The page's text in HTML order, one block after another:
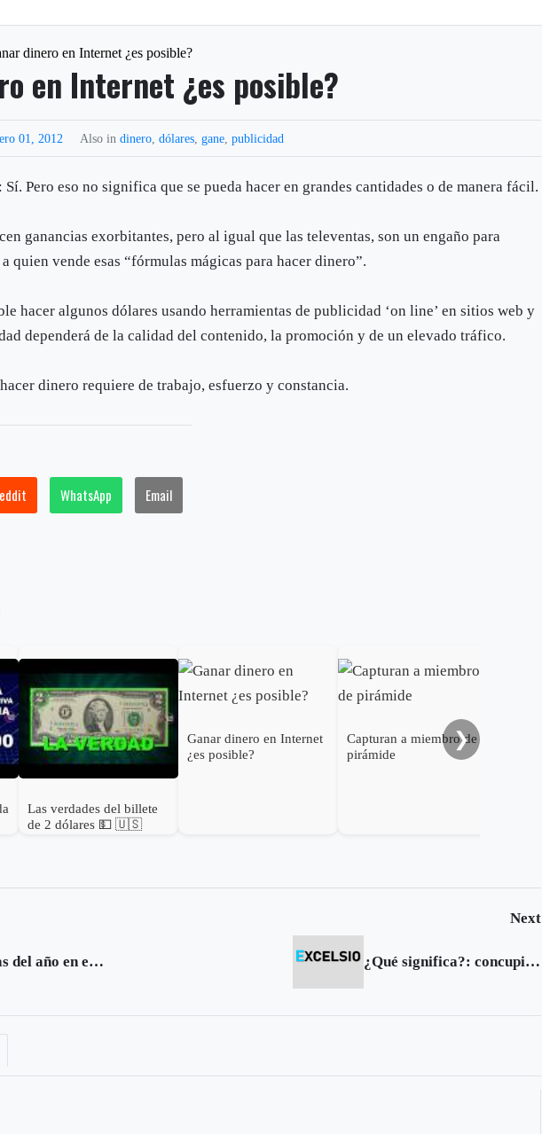
dinero en Internet ¿es posible?
en Internet ¿es posible?
01, 2012 Also indinero ,dólares ,gane ,publicidad
Sí. Pero eso no significa que se pueda hacer en grandes cantidades o de manera fácil.
ganancias exorbitantes, pero al igual que las televentas, son un engaño para
quien vende esas “fórmulas mágicas para hacer dinero”.
hacer algunos dólares usando herramientas de publicidad ‘on line’ en sitios web y
dependerá de la calidad del contenido, la promoción y de un elevado tráfico.
dinero requiere de trabajo, esfuerzo y constancia.
WhatsApp Email
Las verdades del billete
de 2 dólares 💵 🇺🇸
Ganar dinero en Internet
¿es posible?
Capturan a miembro de
pirámide
❯
Next
Las noticias del año en el mundo ¿Qué significa?: concupiscencia